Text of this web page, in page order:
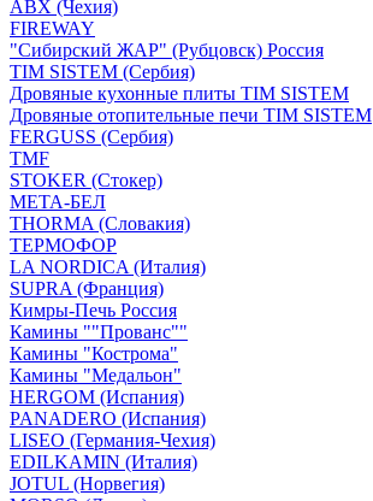
ABX (Чехия)
FIREWAY
"Сибирский ЖАР" (Рубцовск) Россия
TIM SISTEM (Сербия)
Дровяные кухонные плиты TIM SISTEM
Дровяные отопительные печи TIM SISTEM
FERGUSS (Сербия)
TMF
STOKER (Стокер)
МЕТА-БЕЛ
THORMA (Словакия)
ТЕРМОФОР
LA NORDICA (Италия)
SUPRA (Франция)
Кимры-Печь Россия
Камины ""Прованс""
Камины "Кострома"
Камины "Медальон"
HERGOM (Испания)
PANADERO (Испания)
LISEO (Германия-Чехия)
EDILKAMIN (Италия)
JOTUL (Норвегия)